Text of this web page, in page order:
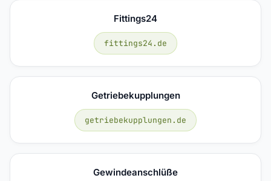
Fittings24
fittings24.de
Getriebekupplungen
getriebekupplungen.de
Gewindeanschlüße